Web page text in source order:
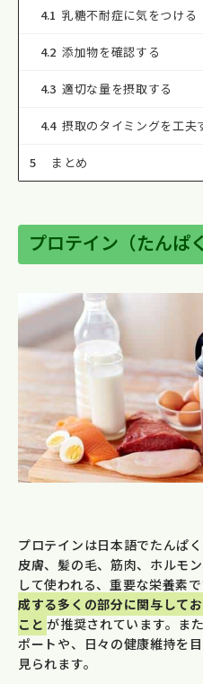
4.1 乳糖不耐症に気をつける
4.2 添加物を確認する
4.3 適切な量を摂取する
4.4 摂取のタイミングを工夫
5 まとめ
プロテイン（たんぱ
プロテインは日本語でたんぱ
皮膚、髪の毛、筋肉、ホルモ
して使われる、重要な栄養素で
成する多くの部分に関与して
こと が推奨されています。ま
ポートや、日々の健康維持を
見られます。